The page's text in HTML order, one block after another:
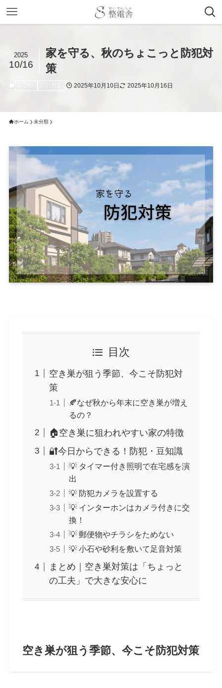
家を守る、秋のちょこっと防犯対
策
2025
10/16
未分類 防犯対策 2025年10月10日 2025年10月16日
ホーム 未分類
目次
空き巣が狙う季節、今こそ防犯対
策
🍂なぜ秋から年末に空き巣が増え
るの？
🏠空き巣に狙われやすい家の特徴
🔐今日からできる！防犯・豆知識
💡 タイマー付き照明で在宅感を演
出
💡 防犯カメラを設置する
💡 インターホンはカメラ付きに交
換！
💡 郵便物やチラシをためない
💡 小石や砂利を敷いて足音対策
まとめ｜空き巣対策は「ちょっと
の工夫」で大きな安心に
空き巣が狙う季節、今こそ防犯対策